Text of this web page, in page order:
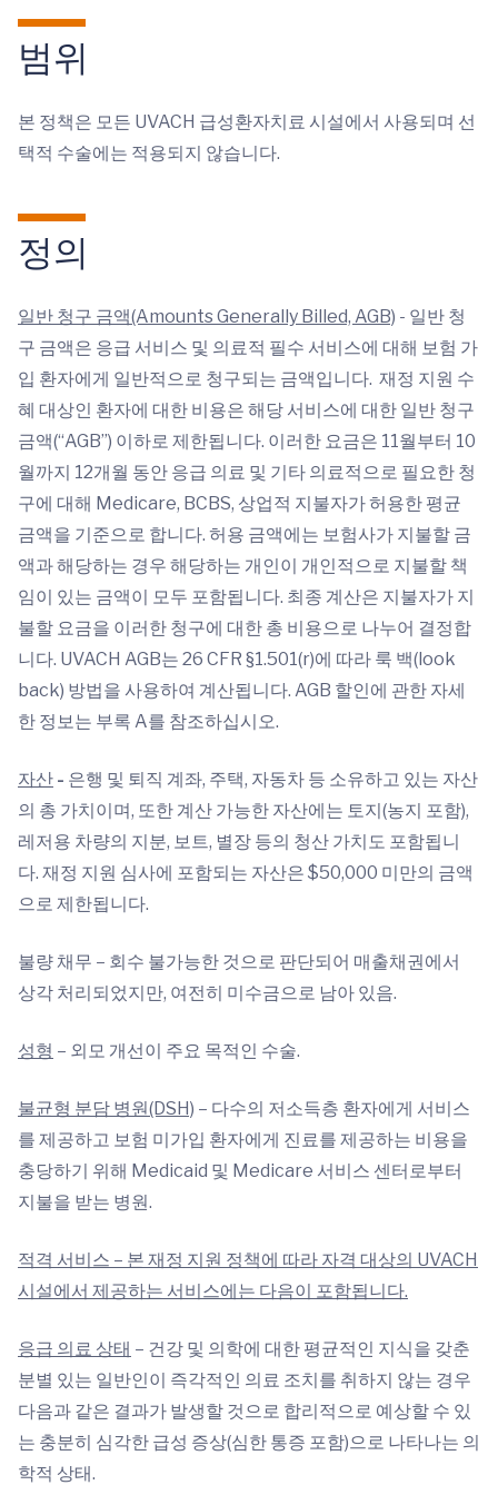
범위
본 정책은 모든 UVACH 급성환자치료 시설에서 사용되며 선
택적 수술에는 적용되지 않습니다.
정의
일반 청구 금액(Amounts Generally Billed, AGB) - 일반 청
구 금액은 응급 서비스 및 의료적 필수 서비스에 대해 보험 가
입 환자에게 일반적으로 청구되는 금액입니다. 재정 지원 수
혜 대상인 환자에 대한 비용은 해당 서비스에 대한 일반 청구
금액(“AGB”) 이하로 제한됩니다. 이러한 요금은 11월부터 10
월까지 12개월 동안 응급 의료 및 기타 의료적으로 필요한 청
구에 대해 Medicare, BCBS, 상업적 지불자가 허용한 평균
금액을 기준으로 합니다. 허용 금액에는 보험사가 지불할 금
액과 해당하는 경우 해당하는 개인이 개인적으로 지불할 책
임이 있는 금액이 모두 포함됩니다. 최종 계산은 지불자가 지
불할 요금을 이러한 청구에 대한 총 비용으로 나누어 결정합
니다. UVACH AGB는 26 CFR §1.501(r)에 따라 룩 백(look
back) 방법을 사용하여 계산됩니다. AGB 할인에 관한 자세
한 정보는 부록 A를 참조하십시오.
자산 - 은행 및 퇴직 계좌, 주택, 자동차 등 소유하고 있는 자산
의 총 가치이며, 또한 계산 가능한 자산에는 토지(농지 포함),
레저용 차량의 지분, 보트, 별장 등의 청산 가치도 포함됩니
다. 재정 지원 심사에 포함되는 자산은 $50,000 미만의 금액
으로 제한됩니다.
불량 채무 – 회수 불가능한 것으로 판단되어 매출채권에서
상각 처리되었지만, 여전히 미수금으로 남아 있음.
성형 – 외모 개선이 주요 목적인 수술.
불균형 분담 병원(DSH) – 다수의 저소득층 환자에게 서비스
를 제공하고 보험 미가입 환자에게 진료를 제공하는 비용을
충당하기 위해 Medicaid 및 Medicare 서비스 센터로부터
지불을 받는 병원.
적격 서비스 – 본 재정 지원 정책에 따라 자격 대상의 UVACH
시설에서 제공하는 서비스에는 다음이 포함됩니다.
응급 의료 상태 – 건강 및 의학에 대한 평균적인 지식을 갖춘
분별 있는 일반인이 즉각적인 의료 조치를 취하지 않는 경우
다음과 같은 결과가 발생할 것으로 합리적으로 예상할 수 있
는 충분히 심각한 급성 증상(심한 통증 포함)으로 나타나는 의
학적 상태.